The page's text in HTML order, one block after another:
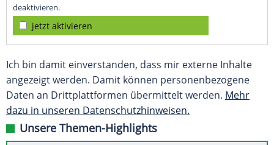
deaktivieren.
jetzt aktivieren
Ich bin damit einverstanden, dass mir externe Inhalte
angezeigt werden. Damit können personenbezogene
Daten an Drittplattformen übermittelt werden. Mehr
dazu in unseren Datenschutzhinweisen.
Unsere Themen-Highlights